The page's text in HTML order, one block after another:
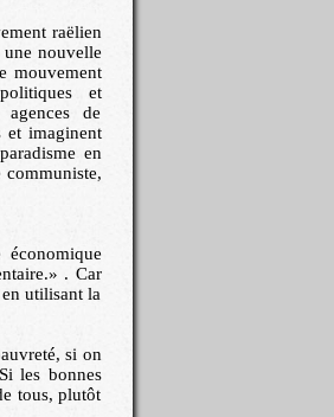
raëlien
une nouvelle
mouvement
et
de
et imaginent
en
communiste,
. Car
utilisant la
si on
les bonnes
tous, plutôt